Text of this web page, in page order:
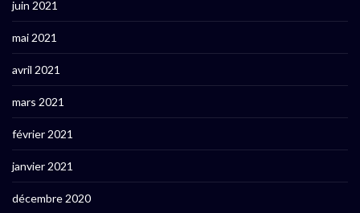
juin 2021
mai 2021
avril 2021
mars 2021
février 2021
janvier 2021
décembre 2020